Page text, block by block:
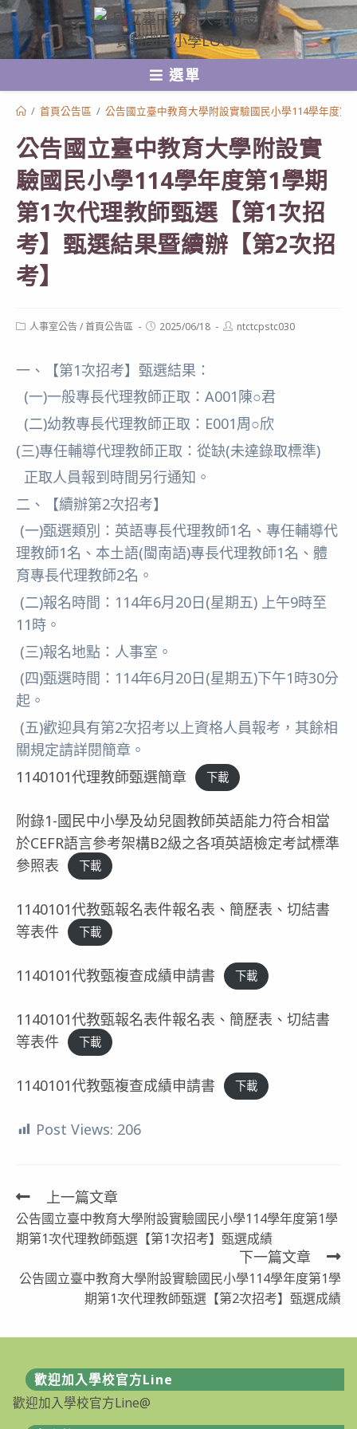
跳
轉
至
選單
/ 首頁公告區 / 公告國立臺中教育大學附設實驗國民小學114學年度
公告國立臺中教育大學附設實
驗國民小學114學年度第1學期
第1次代理教師甄選【第1次招
考】甄選結果暨續辦【第2次招
考】
Post人事室公告/首頁公告區
Post2025/06/18
Postntctcpstc030
一、【第1次招考】甄選結果：
(一)一般專長代理教師正取：A001陳○君
(二)幼教專長代理教師正取：E001周○欣
(三)專任輔導代理教師正取：從缺(未達錄取標準)
正取人員報到時間另行通知。
二、【續辦第2次招考】
(一)甄選類別：英語專長代理教師1名、專任輔導代
理教師1名、本土語(閩南語)專長代理教師1名、體
育專長代理教師2名。
(二)報名時間：114年6月20日(星期五) 上午9時至
11時。
(三)報名地點：人事室。
(四)甄選時間：114年6月20日(星期五)下午1時30分
起。
(五)歡迎具有第2次招考以上資格人員報考，其餘相
關規定請詳閱簡章。
1140101代理教師甄選簡章
下載
附錄1-國民中小學及幼兒園教師英語能力符合相當
於CEFR語言參考架構B2級之各項英語檢定考試標準
參照表
下載
1140101代教甄報名表件報名表、簡歷表、切結書
等表件
下載
1140101代教甄複查成績申請書 下載
1140101代教甄報名表件報名表、簡歷表、切結書
等表件
下載
1140101代教甄複查成績申請書 下載
Post Views: 206
Read
more
上一篇文章
公告國立臺中教育大學附設實驗國民小學114學年度第1學
期第1次代理教師甄選【第1次招考】甄選成績
下一篇文章
公告國立臺中教育大學附設實驗國民小學114學年度第1學
期第1次代理教師甄選【第2次招考】甄選成績
歡迎加入學校官方Line
歡迎加入學校官方Line@